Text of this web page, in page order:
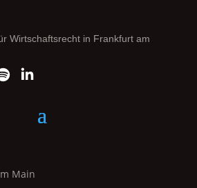
Wirtschaftsrecht in Frankfurt am
Main